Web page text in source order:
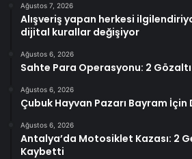
Ağustos 7, 2026
Alışveriş yapan herkesi
dijital kurallar değişiyor
Ağustos 6, 2026
Sahte Para Operasyonu: 2 Gözaltı
Ağustos 6, 2026
Çubuk Hayvan Pazarı Bayram İçin
Ağustos 6, 2026
Antalya’da Motosiklet Kazası: 2
Kaybetti